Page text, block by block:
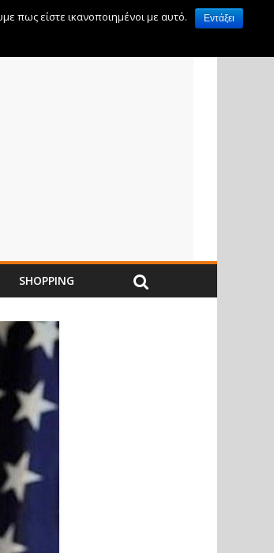
SHOPPING
πως είστε ικανοποιημένοι με αυτό.
Εντάξει